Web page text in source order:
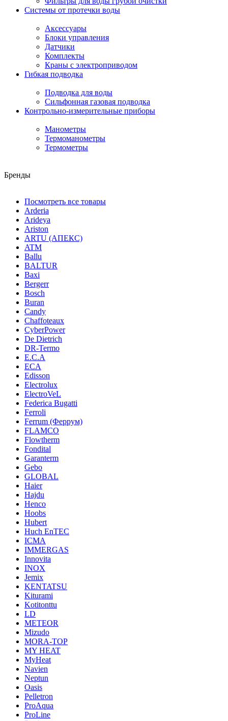
Системы от протечки воды
Аксессуары
Блоки управления
Датчики
Комплекты
Краны с электроприводом
Гибкая подводка
Подводка для воды
Сильфонная газовая подводка
Контрольно-измерительные приборы
Манометры
Термоманометры
Термометры
Бренды
Посмотреть все товары
Arderia
Arideya
Ariston
ARTU (АПЕКС)
ATM
Ballu
BALTUR
Baxi
Bergerr
Bosch
Buran
Candy
Chaffoteaux
CyberPower
De Dietrich
DR-Termo
E.C.A
ECA
Edisson
Electrolux
ElectroVeL
Federica Bugatti
Ferroli
Ferrum (Феррум)
FLAMCO
Flowtherm
Fondital
Garanterm
Gebo
GLOBAL
Haier
Hajdu
Henco
Hoobs
Hubert
Huch EnTEC
ICMA
IMMERGAS
Innovita
INOX
Jemix
KENTATSU
Kiturami
Kotitonttu
LD
METEOR
Mizudo
MORA-TOP
MY HEAT
MyHeat
Navien
Neptun
Oasis
Pelletron
ProAqua
ProLine